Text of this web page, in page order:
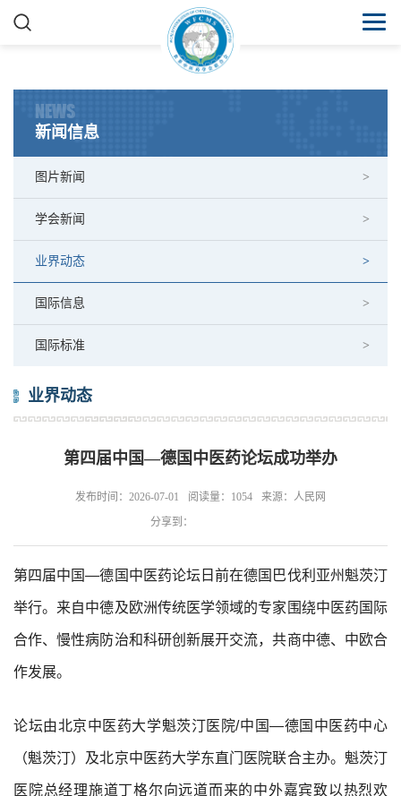
NEWS
新闻信息
图片新闻
学会新闻
业界动态
国际信息
国际标准
业界动态
第四届中国—德国中医药论坛成功举办
发布时间：2026-07-01 阅读量：1054
来源：人民网
分享到：
第四届中国—德国中医药论坛日前在德国巴伐利亚州魁茨汀
举行。来自中德及欧洲传统医学领域的专家围绕中医药国际
合作、慢性病防治和科研创新展开交流，共商中德、中欧合
作发展。
论坛由北京中医药大学魁茨汀医院/中国—德国中医药中心
（魁茨汀）及北京中医药大学东直门医院联合主办。魁茨汀
医院总经理施道丁格尔向远道而来的中外嘉宾致以热烈欢